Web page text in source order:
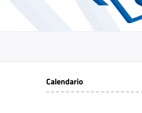
Calendario